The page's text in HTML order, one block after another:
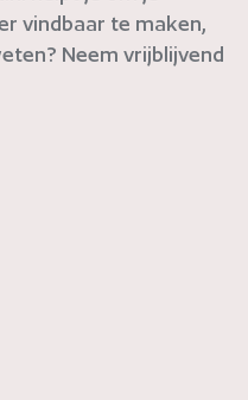
vindbaar te maken,
Neem vrijblijvend